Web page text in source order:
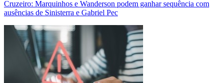
Cruzeiro: Marquinhos e Wanderson podem ganhar sequência com
ausências de Sinisterra e Gabriel Pec